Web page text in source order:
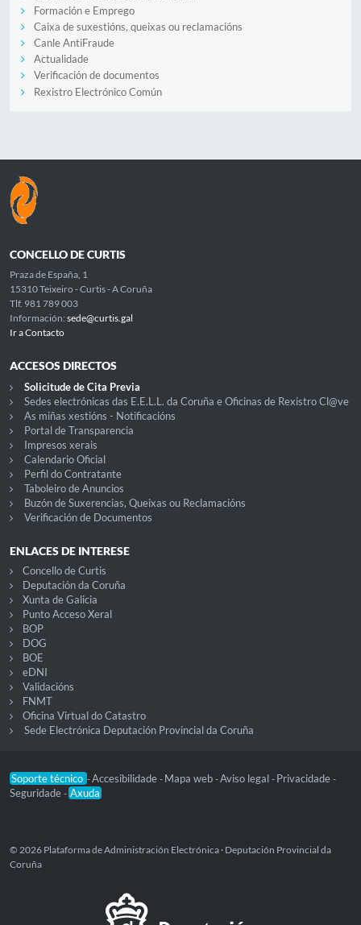
Formación e Emprego
Caixa de suxestións, queixas ou reclamacións
Canle AntiFraude
Actualidade
Verificación de documentos
Rexistro Electrónico Común
CONCELLO DE CURTIS
Praza de España, 1
15310 Teixeiro - Curtis - A Coruña
Tlf. 981 789 003
Información: sede@curtis.gal
Ir a Contacto
ACCESOS DIRECTOS
Solicitude de Cita Previa
Sedes electrónicas das E.E.L.L. da Coruña e Oficinas de Rexistro Cl@ve
As miñas xestións - Notificacións
Portal de Transparencia
Impresos xerais
Calendario Oficial
Perfil do Contratante
Taboleiro de Anuncios
Buzón de Suxerencias, Queixas ou Reclamacións
Verificación de Documentos
ENLACES DE INTERESE
Concello de Curtis
Deputación da Coruña
Xunta de Galicia
Punto Acceso Xeral
BOP
DOG
BOE
eDNI
Validacións
FNMT
Oficina Virtual do Catastro
Sede Electrónica Deputación Provincial da Coruña
Soporte técnico -Accesibilidade - Mapa web -Aviso legal - Privacidade -
Seguridade - Axuda
© 2026 Plataforma de Administración Electrónica · Deputación Provincial da
Coruña